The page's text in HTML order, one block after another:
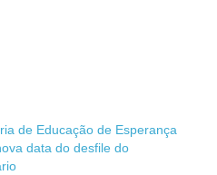
de Educação de Esperança
data do desfile do